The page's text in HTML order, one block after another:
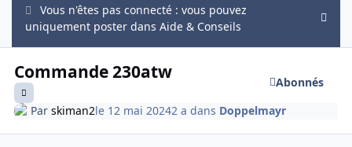
Vous n'êtes pas connecté : vous pouvez
uniquement poster dans Aide & Conseils
Hide
Commande 230atw
Abonnés
Parskiman2le 12 mai 20242 a dans Doppelmayr